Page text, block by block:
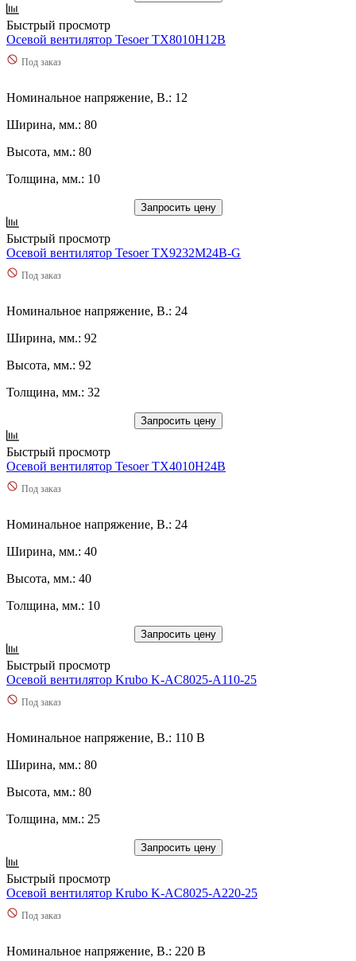
Быстрый просмотр
Осевой вентилятор Tesoer TX8010H12B
Под заказ
Номинальное напряжение, В.: 12
Ширина, мм.: 80
Высота, мм.: 80
Толщина, мм.: 10
Запросить цену
Быстрый просмотр
Осевой вентилятор Tesoer TX9232M24B-G
Под заказ
Номинальное напряжение, В.: 24
Ширина, мм.: 92
Высота, мм.: 92
Толщина, мм.: 32
Запросить цену
Быстрый просмотр
Осевой вентилятор Tesoer TX4010H24B
Под заказ
Номинальное напряжение, В.: 24
Ширина, мм.: 40
Высота, мм.: 40
Толщина, мм.: 10
Запросить цену
Быстрый просмотр
Осевой вентилятор Krubo K-AC8025-A110-25
Под заказ
Номинальное напряжение, В.: 110 В
Ширина, мм.: 80
Высота, мм.: 80
Толщина, мм.: 25
Запросить цену
Быстрый просмотр
Осевой вентилятор Krubo K-AC8025-A220-25
Под заказ
Номинальное напряжение, В.: 220 В